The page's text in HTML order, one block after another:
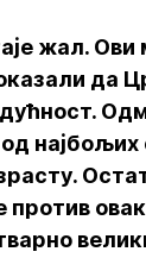
жал. Ови
да
најбољих
против